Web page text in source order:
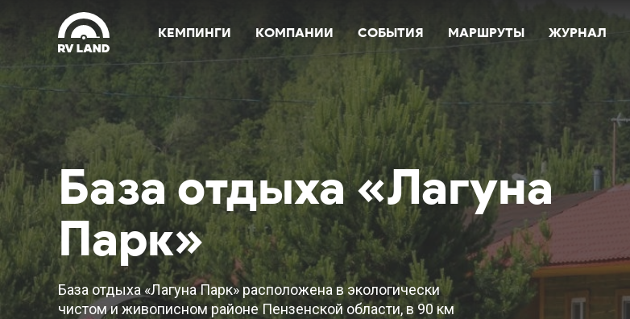
КЕМПИНГИ КОМПАНИИ СОБЫТИЯ МАРШРУТЫ ЖУРНАЛ
База отдыха «Лагуна
Парк»
База отдыха «Лагуна Парк» расположена в экологически
чистом и живописном районе Пензенской области, в 90 км